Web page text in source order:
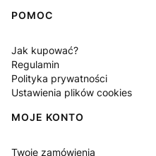
POMOC
Jak kupować?
Regulamin
Polityka prywatności
Ustawienia plików cookies
MOJE KONTO
Twoje zamówienia